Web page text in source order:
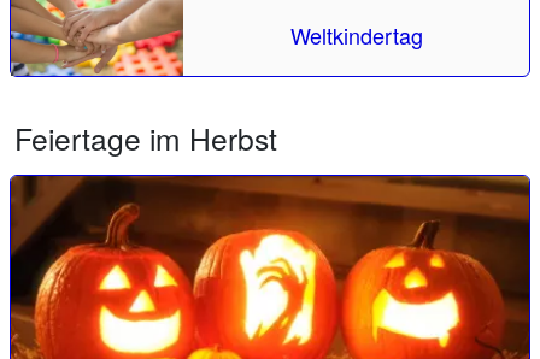
Weltkindertag
Feiertage im Herbst